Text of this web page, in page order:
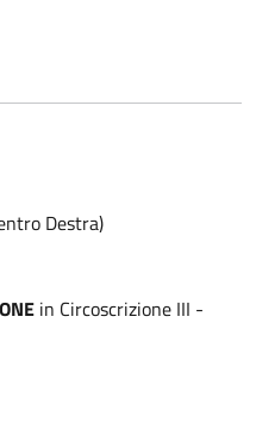
Destra)
in Circoscrizione III -